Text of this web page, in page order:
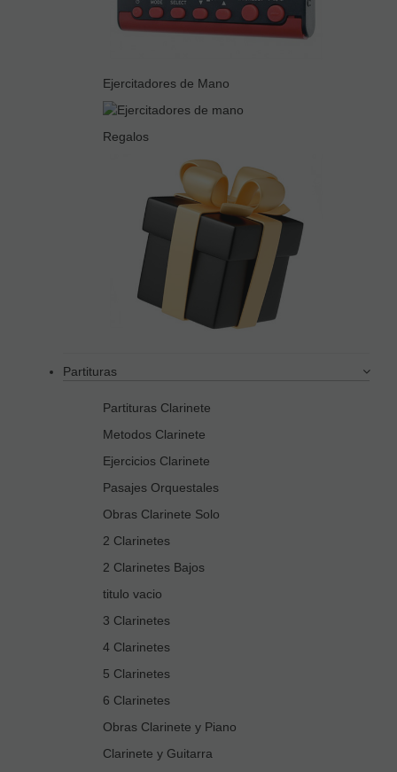
Ejercitadores de Mano
Regalos
Partituras
Partituras Clarinete
Metodos Clarinete
Ejercicios Clarinete
Pasajes Orquestales
Obras Clarinete Solo
2 Clarinetes
2 Clarinetes Bajos
titulo vacio
3 Clarinetes
4 Clarinetes
5 Clarinetes
6 Clarinetes
Obras Clarinete y Piano
Clarinete y Guitarra